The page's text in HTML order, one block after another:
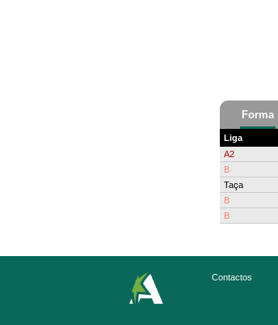
Forma
Liga
A2
B
Taça
B
B
Contactos